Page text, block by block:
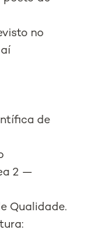
no
de
2 —
Qualidade.